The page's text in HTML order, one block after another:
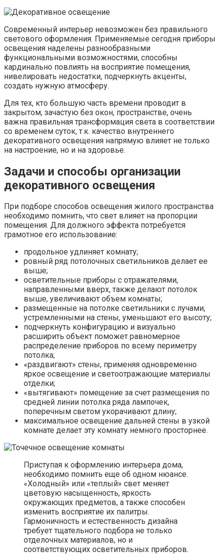
Современный интерьер невозможен без правильного
светового оформления. Применяемые сегодня приборы
освещения наделены разнообразными
функциональными возможностями, способны
кардинально повлиять на восприятие помещения,
нивелировать недостатки, подчеркнуть акценты,
создать нужную атмосферу.
Для тех, кто большую часть времени проводит в
закрытом, зачастую без окон, пространстве, очень
важна правильная трансформация света в соответствии
со временем суток, т.к. качество внутреннего
декоративного освещения напрямую влияет не только
на настроение, но и на здоровье.
Задачи и способы организации
декоративного освещения
При подборе способов освещения жилого пространства
необходимо помнить, что свет влияет на пропорции
помещения. Для должного эффекта потребуется
грамотное его использование:
продольное удлиняет комнату;
ровный ряд потолочных светильников делает ее
выше;
осветительные приборы с отражателями,
направленными вверх, также делают потолок
выше, увеличивают объем комнаты;
размещенные на потолке светильники с лучами,
устремленными на стены, уменьшают его высоту;
подчеркнуть конфигурацию и визуально
расширить объект поможет равномерное
распределение приборов по всему периметру
потолка;
«раздвигают» стены, применяя одновременно
яркое освещение и светоотражающие материалы
отделки;
«вытягивают» помещение за счет размещения по
средней линии потолка ряда лампочек,
поперечным светом укорачивают длину;
максимальное освещение дальней стены в узкой
комнате делает эту комнату немного просторнее.
Приступая к оформлению интерьера дома,
необходимо помнить еще об одном нюансе.
«Холодный» или «теплый» свет меняет
цветовую насыщенность, яркость
окружающих предметов, а также способен
изменить восприятие их палитры.
Гармоничность и естественность дизайна
требует тщательного подбора не только
отделочных материалов, но и
соответствующих осветительных приборов.